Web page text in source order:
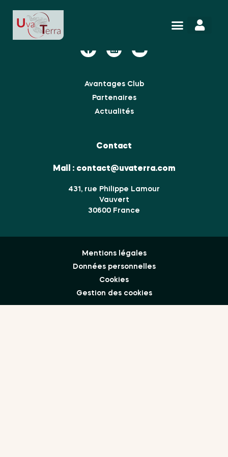
Avantages Club
Partenaires
Actualités
Contact
Mail : contact@uvaterra.com
431, rue Philippe Lamour
Vauvert
30600 France
Mentions légales
Données personnelles
Cookies
Gestion des cookies